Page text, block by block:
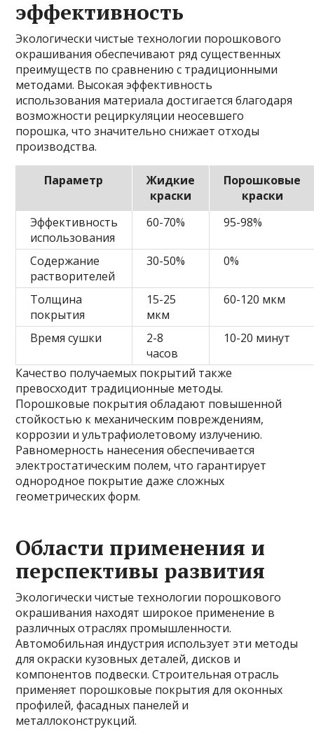
эффективность
Экологически чистые технологии порошкового
окрашивания обеспечивают ряд существенных
преимуществ по сравнению с традиционными
методами. Высокая эффективность
использования материала достигается благодаря
возможности рециркуляции неосевшего
порошка, что значительно снижает отходы
производства.
Параметр
Жидкие
краски
Порошковые
краски
Эффективность
использования
60-70% 95-98%
Содержание
растворителей
30-50% 0%
Толщина
покрытия
15-25
мкм
60-120 мкм
Время сушки
2-8
часов
10-20 минут
Качество получаемых покрытий также
превосходит традиционные методы.
Порошковые покрытия обладают повышенной
стойкостью к механическим повреждениям,
коррозии и ультрафиолетовому излучению.
Равномерность нанесения обеспечивается
электростатическим полем, что гарантирует
однородное покрытие даже сложных
геометрических форм.
Области применения и
перспективы развития
Экологически чистые технологии порошкового
окрашивания находят широкое применение в
различных отраслях промышленности.
Автомобильная индустрия использует эти методы
для окраски кузовных деталей, дисков и
компонентов подвески. Строительная отрасль
применяет порошковые покрытия для оконных
профилей, фасадных панелей и
металлоконструкций.